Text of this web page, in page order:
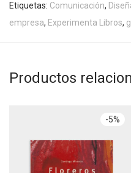
Etiquetas: Comunicación,
empresa, Experimenta Libros,
Productos
-5%